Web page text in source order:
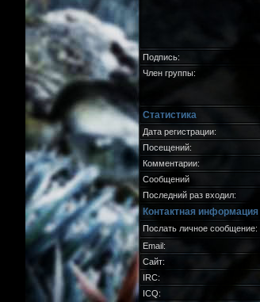
Подпись:
Член группы:
Статистика
Дата регистрации:
Посещений:
Комментарии:
Сообщений
Последний раз входил:
Контактная информация
Послать личное сообщение:
Email:
Сайт:
IRC:
ICQ: